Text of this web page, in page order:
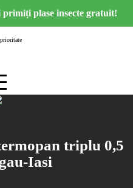
plase insecte gratuit!
triplu 0,5
Iasi